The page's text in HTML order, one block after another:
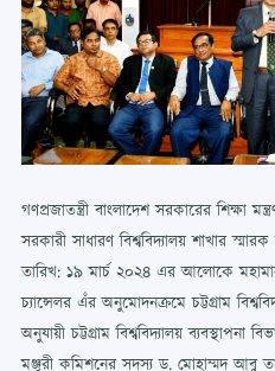
গণপ্রজাতন্ত্রী বাংলাদেশ সরকারের শিক্ষা
সরকারী সাধারণ বিশ্ববিদ্যালয় শাখার
তারিখ: ১৯ মার্চ ২০২৪ এর আলোকে মহামান্য
চ্যান্সেলর এঁর অনুমোদনক্রমে চট্টগ্রাম
অনুযায়ী চট্টগ্রাম বিশ্ববিদ্যালয় ব্যবস্থাপনা
মঞ্জুরী কমিশনের সদস্য ড. মোহাম্মদ আবু